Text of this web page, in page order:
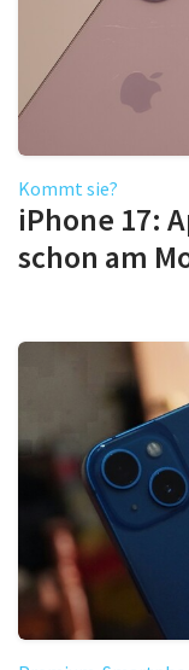
Kommt sie?
iPhone 17:
schon am